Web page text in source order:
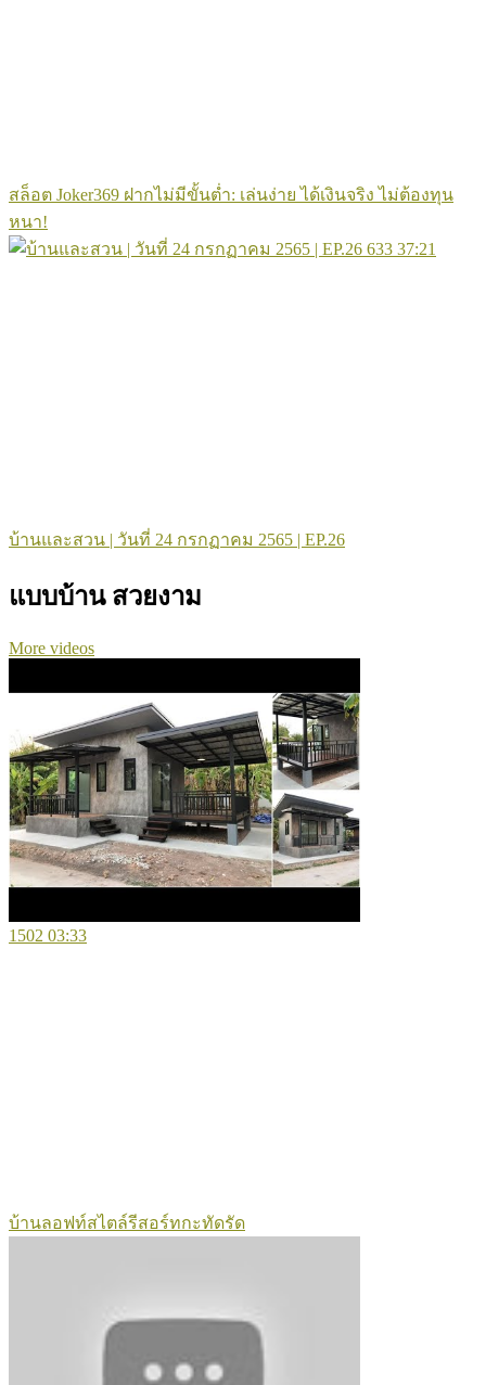
สล็อต Joker369 ฝากไม่มีขั้นต่ำ: เล่นง่าย ได้เงินจริง ไม่ต้องทุน
หนา!
633 37:21
บ้านและสวน | วันที่ 24 กรกฏาคม 2565 | EP.26
แบบบ้าน สวยงาม
More videos
1502 03:33
บ้านลอฟท์สไตล์รีสอร์ทกะทัดรัด